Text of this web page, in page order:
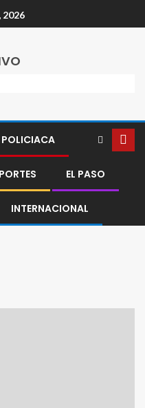
2026
POLICIACA
EL PASO
INTERNACIONAL